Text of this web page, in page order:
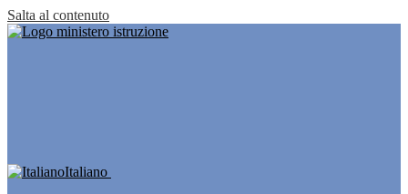
Salta al contenuto
Italiano